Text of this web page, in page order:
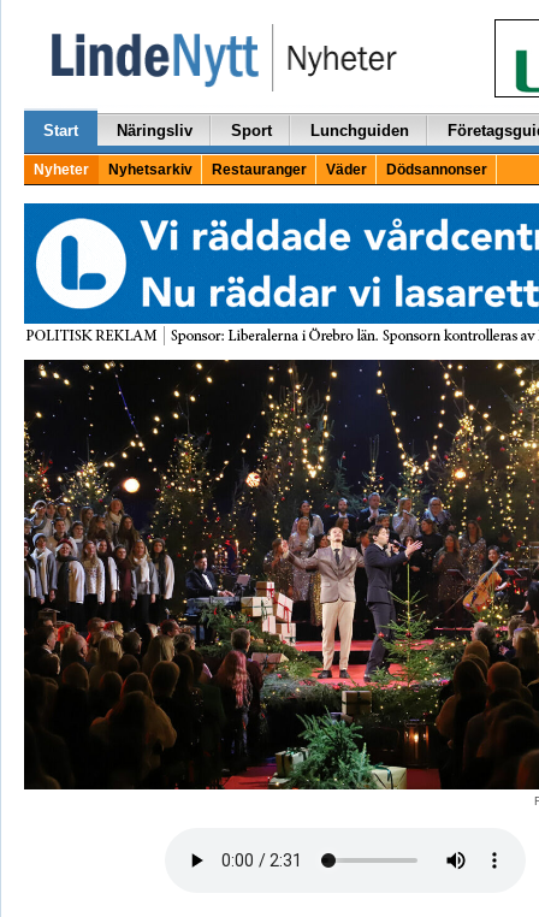
Start Näringsliv Sport Lunchguiden
Nyheter Nyhetsarkiv Restauranger Väder Dödsannonser